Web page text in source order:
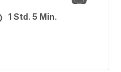
1 Std. 5 Min.